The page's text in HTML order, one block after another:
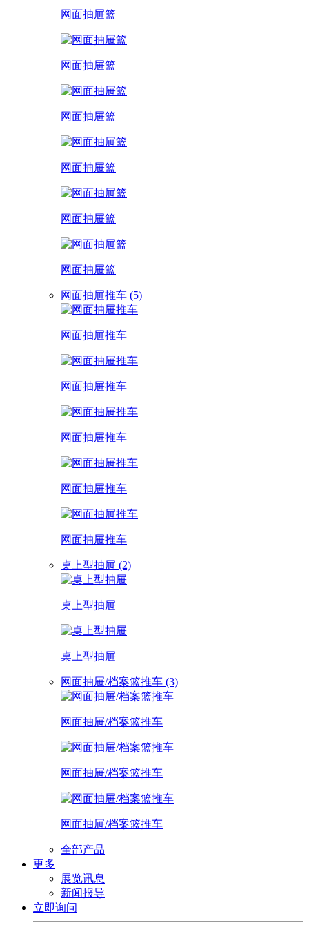
网面抽屉篮
网面抽屉篮
网面抽屉篮
网面抽屉篮
网面抽屉篮
网面抽屉篮
网面抽屉推车 (5)
网面抽屉推车
网面抽屉推车
网面抽屉推车
网面抽屉推车
网面抽屉推车
桌上型抽屉 (2)
桌上型抽屉
桌上型抽屉
网面抽屉/档案篮推车 (3)
网面抽屉/档案篮推车
网面抽屉/档案篮推车
网面抽屉/档案篮推车
全部产品
更多
展览讯息
新闻报导
立即询问